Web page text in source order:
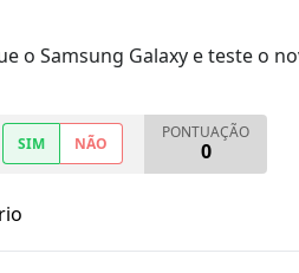
o Samsung Galaxy e teste o
SIM NÃO
PONTUAÇÃO
0